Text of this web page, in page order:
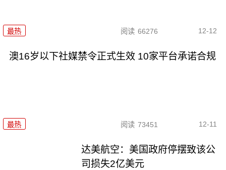
最热 阅读 66276 12-12
澳16岁以下社媒禁令正式生效 10家平台承诺合规
最热 阅读 73451 12-11
达美航空：美国政府停摆致该公
司损失2亿美元